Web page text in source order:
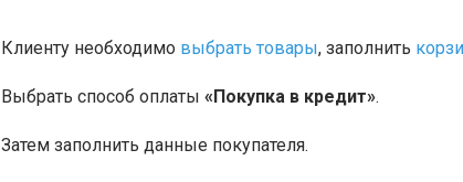
Клиенту необходимо выбрать товары, заполнить
Выбрать способ оплаты «Покупка в кредит».
Затем заполнить данные покупателя.